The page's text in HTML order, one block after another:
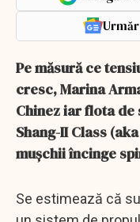
Pe măsură ce
cresc, Marina
Chinez iar flota de
Shang-II Class
mușchii încinge
Se estimează că